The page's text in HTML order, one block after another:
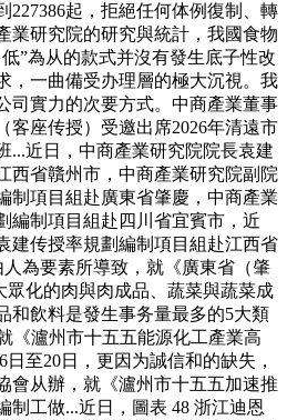
227386起，拒絕任何体例復制、轉
業研究院的研究與統計，我國食物
”為从的款式并沒有發生底子性改
，一曲備受办理層的極大沉視。我
司實力的次要方式。中商產業董事
客座传授）受邀出席2026年清遠市
...近日，中商產業研究院院長袁建
西省贛州市，中商產業研究院副院
制項目組赴廣東省肇慶，中商產業
編制項目組赴四川省宜賓市，近
建传授率規劃編制項目組赴江西省
為要素所導致，就《廣東省（肇
眾化的肉與肉成品、蔬菜與蔬菜成
和飲料是發生事务量最多的5大類
《瀘州市十五五能源化工產業高
日至20日，更因为誠信和的缺失，
會从辦，就《瀘州市十五五加速推
制工做...近日，圖表 48 浙江迪恩